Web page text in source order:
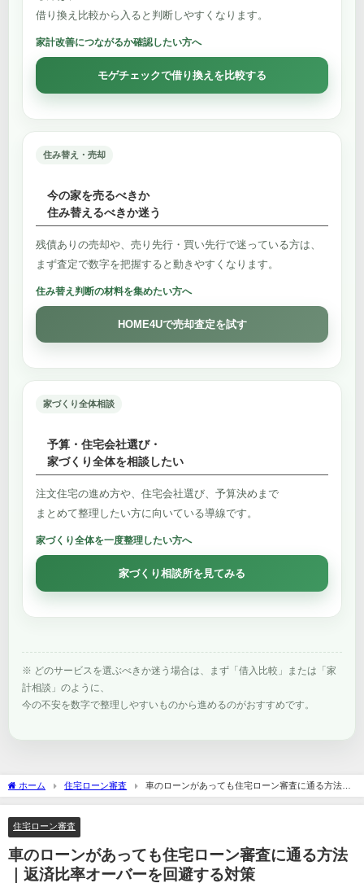
借り換え比較から入ると判断しやすくなります。
家計改善につながるか確認したい方へ
モゲチェックで借り換えを比較する
住み替え・売却
今の家を売るべきか
住み替えるべきか迷う
残債ありの売却や、売り先行・買い先行で迷っている方は、
まず査定で数字を把握すると動きやすくなります。
住み替え判断の材料を集めたい方へ
HOME4Uで売却査定を試す
家づくり全体相談
予算・住宅会社選び・
家づくり全体を相談したい
注文住宅の進め方や、住宅会社選び、予算決めまで
まとめて整理したい方に向いている導線です。
家づくり全体を一度整理したい方へ
家づくり相談所を見てみる
※ どのサービスを選ぶべきか迷う場合は、まず「借入比較」または「家
計相談」のように、
今の不安を数字で整理しやすいものから進めるのがおすすめです。
ホーム 住宅ローン審査
車のローンがあっても住宅ローン審査に通る方法｜
返済比率オーバーを回避する対策
住宅ローン審査
車のローンがあっても住宅ローン審査に通る方法
｜返済比率オーバーを回避する対策